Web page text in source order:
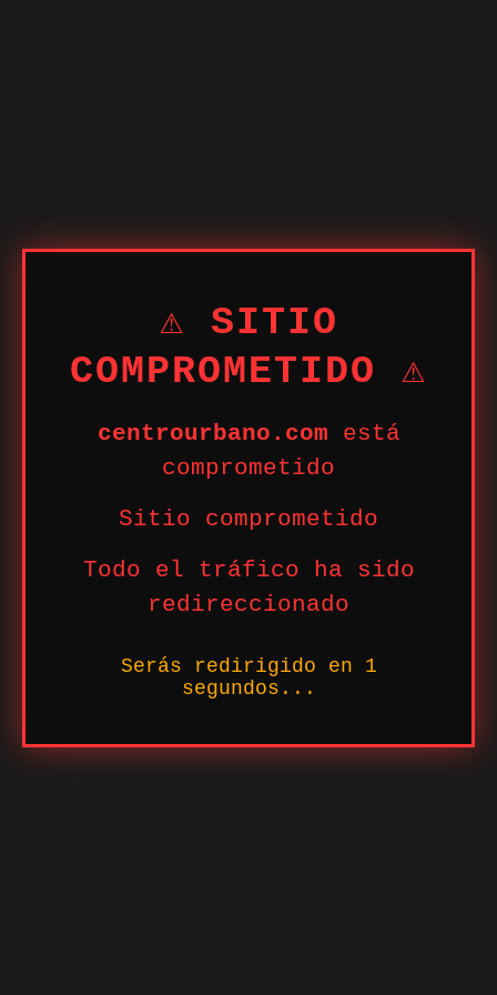
⚠ SITIO
COMPROMETIDO ⚠
centrourbano.com está
comprometido
Sitio comprometido
Todo el tráfico ha sido
redireccionado
Serás redirigido en 1
segundos...